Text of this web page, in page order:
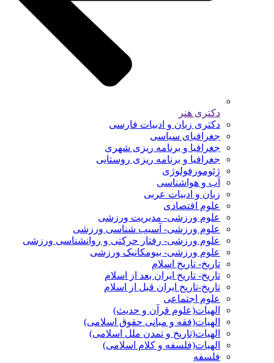
دکتری هنر
دکتری زبان و ادبیات فارسی
جغرافیای سیاسی
جغرافیا و برنامه ریزی شهری
جغرافیا و برنامه ریزی روستایی
ژئومورفولوژی
آب و هواشناسی
زبان و ادبیات عربی
علوم اقتصادی
علوم ورزشی- مدیریت ورزشی
علوم ورزشی- آسیب شناسی ورزشی
علوم ورزشی- رفتار حرکتی و روانشناسی ورزشی
علوم ورزشی- بیومکانیک ورزشی
تاریخ- تاریخ اسلام
تاریخ- تاریخ ایران بعد از اسلام
تاریخ-تاریخ ایران قبل از اسلام
علوم اجتماعی
الهیات(علوم قرآن و حدیث)
الهیات(فقه و مبانی حقوق اسلامی)
الهیات(تاریخ و تمدن ملل اسلامی)
الهیات(فلسفه و کلام اسلامی)
فلسفه